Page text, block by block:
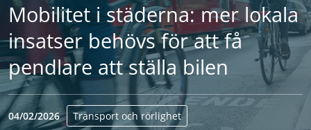
Mobilitet i städerna: mer lokala
insatser behövs för att få
pendlare att ställa bilen
04/02/2026 Transport och rörlighet